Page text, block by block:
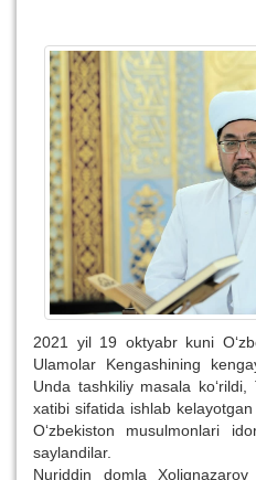
2021 yil 19 oktyabr kuni
Ulamolar Kengashining
Unda tashkiliy masala
xatibi sifatida ishlab
O‘zbekiston musulmonlari
saylandilar.
Nuriddin domla